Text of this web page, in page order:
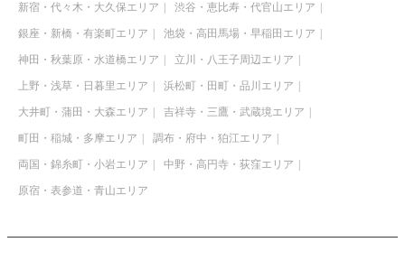
新宿・代々木・大久保エリア 渋谷・恵比寿・代官山エリア
銀座・新橋・有楽町エリア 池袋・高田馬場・早稲田エリア
神田・秋葉原・水道橋エリア 立川・八王子周辺エリア
上野・浅草・日暮里エリア 浜松町・田町・品川エリア
大井町・蒲田・大森エリア 吉祥寺・三鷹・武蔵境エリア
町田・稲城・多摩エリア 調布・府中・狛江エリア
両国・錦糸町・小岩エリア 中野・高円寺・荻窪エリア
原宿・表参道・青山エリア